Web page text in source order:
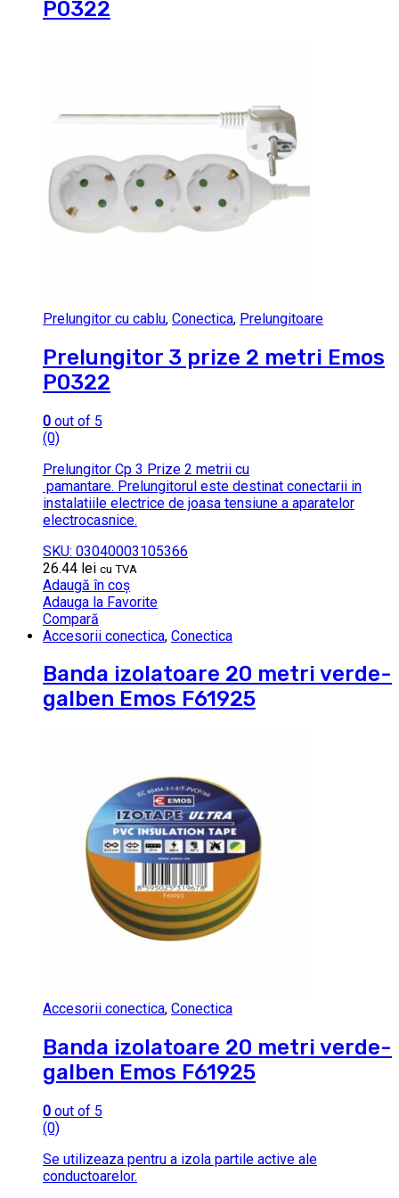
P0322
Prelungitor cu cablu, Conectica, Prelungitoare
Prelungitor 3 prize 2 metri Emos
P0322
0 out of 5
(0)
Prelungitor Cp 3 Prize 2 metrii cu
pamantare. Prelungitorul este destinat conectarii in
instalatiile electrice de joasa tensiune a aparatelor
electrocasnice.
SKU: 03040003105366
26.44 lei cu TVA
Adaugă în coș
Adauga la Favorite
Compară
Accesorii conectica, Conectica
Banda izolatoare 20 metri verde-
galben Emos F61925
Accesorii conectica, Conectica
Banda izolatoare 20 metri verde-
galben Emos F61925
0 out of 5
(0)
Se utilizeaza pentru a izola partile active ale
conductoarelor.